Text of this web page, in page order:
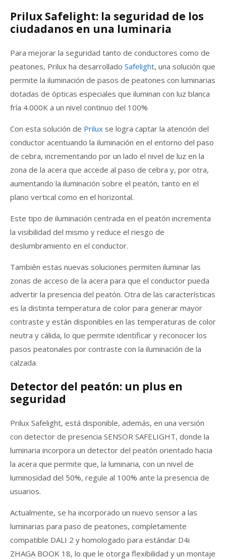
Prilux Safelight: la seguridad de los
ciudadanos en una luminaria
Para mejorar la seguridad tanto de conductores como de
peatones, Prilux ha desarrollado Safelight, una solución que
permite la iluminación de pasos de peatones con luminarias
dotadas de ópticas especiales que iluminan con luz blanca
fría 4.000K a un nivel continuo del 100%
Con esta solución de Prilux se logra captar la atención del
conductor acentuando la iluminación en el entorno del paso
de cebra, incrementando por un lado el nivel de luz en la
zona de la acera que accede al paso de cebra y, por otra,
aumentando la iluminación sobre el peatón, tanto en el
plano vertical como en el horizontal.
Este tipo de iluminación centrada en el peatón incrementa
la visibilidad del mismo y reduce el riesgo de
deslumbramiento en el conductor.
También estas nuevas soluciones permiten iluminar las
zonas de acceso de la acera para que el conductor pueda
advertir la presencia del peatón. Otra de las características
es la distinta temperatura de color para generar mayor
contraste y están disponibles en las temperaturas de color
neutra y cálida, lo que permite identificar y reconocer los
pasos peatonales por contraste con la iluminación de la
calzada.
Detector del peatón: un plus en
seguridad
Prilux Safelight, está disponible, además, en una versión
con detector de presencia SENSOR SAFELIGHT, donde la
luminaria incorpora un detector del peatón orientado hacia
la acera que permite que, la luminaria, con un nivel de
luminosidad del 50%, regule al 100% ante la presencia de
usuarios.
Actualmente, se ha incorporado un nuevo sensor a las
luminarias para paso de peatones, completamente
compatible DALI 2 y homologado para estándar D4i
ZHAGA BOOK 18, lo que le otorga flexibilidad y un montaje